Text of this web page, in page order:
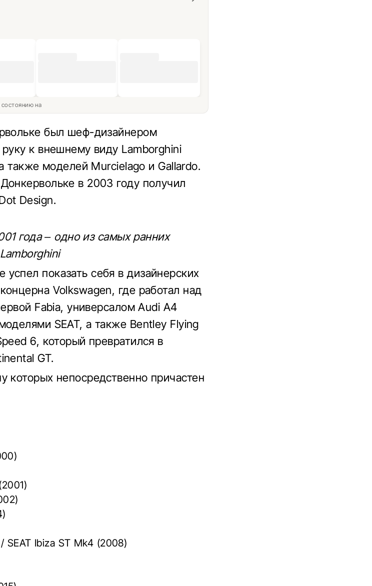
на
был шеф-дизайнером
к внешнему виду Lamborghini
также моделей Murcielago и Gallardo.
в 2003 году получил
Design.
года – одно из самых ранних
показать себя в дизайнерских
Volkswagen, где работал над
Fabia, универсалом Audi A4
SEAT, а также Bentley Flying
6, который превратился в
GT.
которых непосредственно причастен
SEAT Ibiza ST Mk4 (2008)